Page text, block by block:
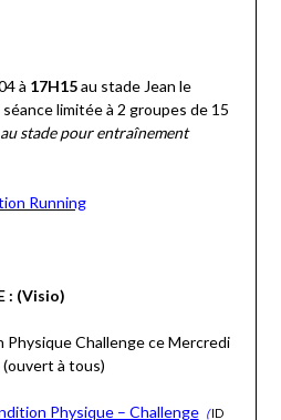
à 17H15au stade Jean le
limitée à 2 groupes de 15
stade pour entraînement
Running
: (Visio)
Physique Challenge ce Mercredi
à tous)
Physique – Challenge (ID